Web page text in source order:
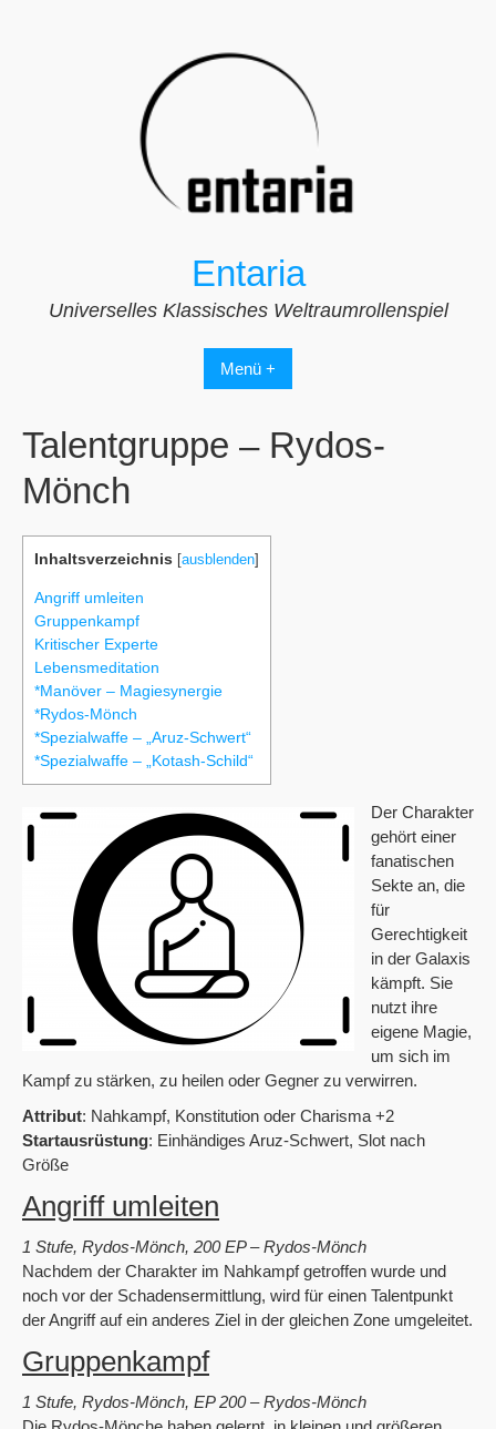
Entaria
Universelles Klassisches Weltraumrollenspiel
Menü +
Talentgruppe – Rydos-
Mönch
Inhaltsverzeichnis [ausblenden]
Angriff umleiten
Gruppenkampf
Kritischer Experte
Lebensmeditation
*Manöver – Magiesynergie
*Rydos-Mönch
*Spezialwaffe – „Aruz-Schwert“
*Spezialwaffe – „Kotash-Schild“
Der Charakter
gehört einer
fanatischen
Sekte an, die
für
Gerechtigkeit
in der Galaxis
kämpft. Sie
nutzt ihre
eigene Magie,
um sich im
Kampf zu stärken, zu heilen oder Gegner zu verwirren.
Attribut: Nahkampf, Konstitution oder Charisma +2
Startausrüstung: Einhändiges Aruz-Schwert, Slot nach
Größe
Angriff umleiten
1 Stufe, Rydos-Mönch, 200 EP – Rydos-Mönch
Nachdem der Charakter im Nahkampf getroffen wurde und
noch vor der Schadensermittlung, wird für einen Talentpunkt
der Angriff auf ein anderes Ziel in der gleichen Zone umgeleitet.
Gruppenkampf
1 Stufe, Rydos-Mönch, EP 200 – Rydos-Mönch